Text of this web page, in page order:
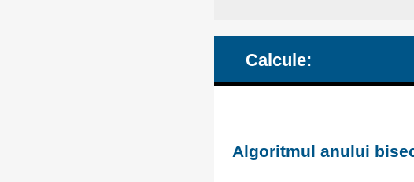
Calcule:
Algoritmul anului